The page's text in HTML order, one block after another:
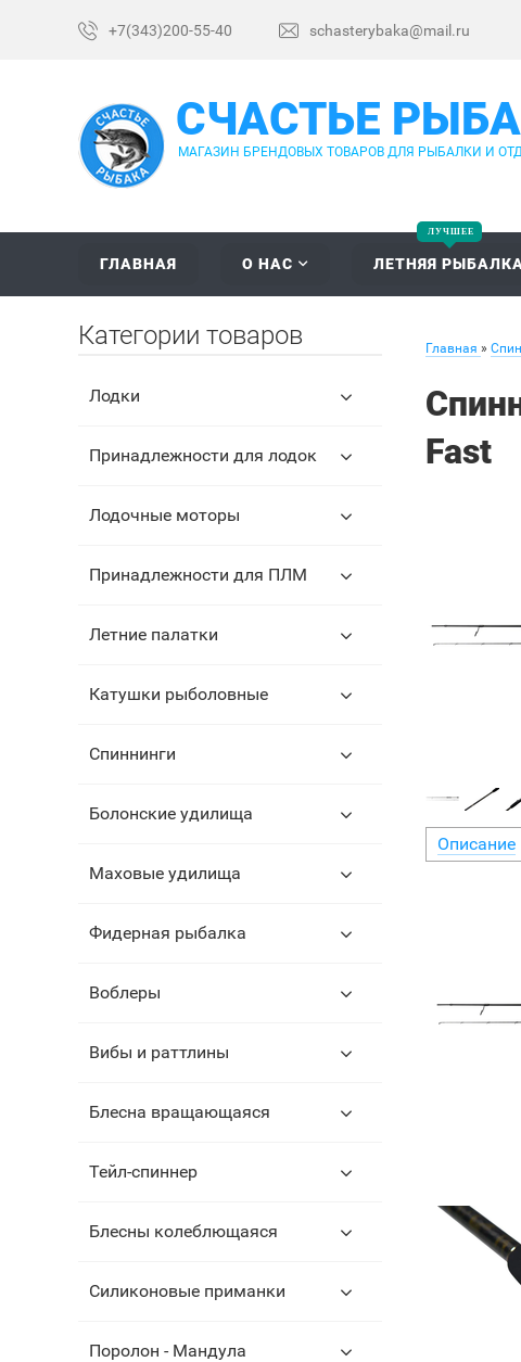
+7(343)200-55-40 schasterybaka@mail.ru
СЧАСТЬЕ
МАГАЗИН БРЕНДОВЫХ ТОВАРОВ ДЛЯ РЫБАЛКИ И
ГЛАВНАЯ О НАС ЛЕТНЯЯ РЫБАЛКА
Главная »
Fast
Описание
Категории товаров
Лодки
Принадлежности для лодок
Лодочные моторы
Принадлежности для ПЛМ
Летние палатки
Катушки рыболовные
Спиннинги
Болонские удилища
Маховые удилища
Фидерная рыбалка
Воблеры
Вибы и раттлины
Блесна вращающаяся
Тейл-спиннер
Блесны колеблющаяся
Силиконовые приманки
Поролон - Мандула